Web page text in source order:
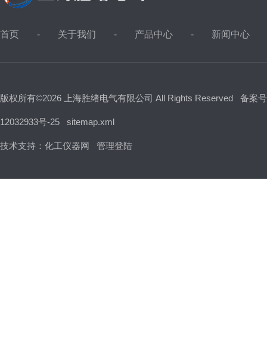
首页 关于我们 产品中心 新闻中心
版权所有©2026 上海胜绪电气有限公司 All Rights Reserved 备案
12032933号-25 sitemap.xml
技术支持： 化工仪器网 管理登陆